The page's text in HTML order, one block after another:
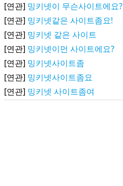
[연관] 밍키넷이 무슨사이트에요?
[연관] 밍키넷같은 사이트좀요!
[연관] 밍키넷 같은 사이트
[연관] 밍키넷이먼 사이트에요?
[연관] 밍키넷사이트좀
[연관] 밍키넷사이트좀요
[연관] 밍키넷 사이트좀여